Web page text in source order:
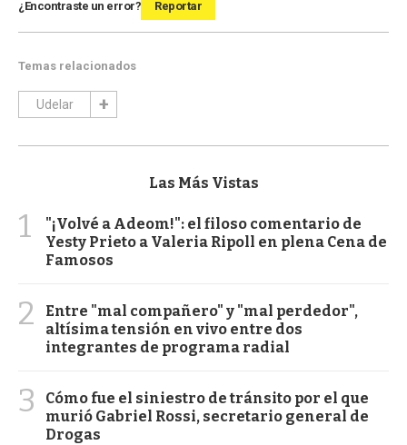
¿Encontraste un error? Reportar
Temas relacionados
Udelar
Las Más Vistas
1
"¡Volvé a Adeom!": el filoso comentario de
Yesty Prieto a Valeria Ripoll en plena Cena de
Famosos
2
Entre "mal compañero" y "mal perdedor",
altísima tensión en vivo entre dos
integrantes de programa radial
3
Cómo fue el siniestro de tránsito por el que
murió Gabriel Rossi, secretario general de
Drogas